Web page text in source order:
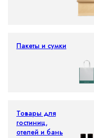
Пакеты и сумки
Товары для
гостиниц,
отелей и бань